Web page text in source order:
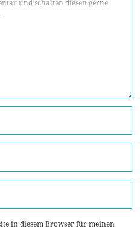
in diesem Browser für meinen